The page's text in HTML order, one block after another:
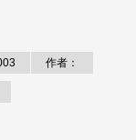
作者：